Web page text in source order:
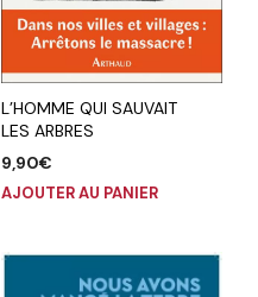
L’HOMME QUI SAUVAIT
LES ARBRES
9,90€
AJOUTER AU PANIER